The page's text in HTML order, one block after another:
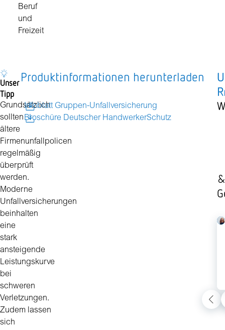
Beruf
und
Freizeit
Unser
Tipp
Grundsätzlich
sollten
ältere
Firmenunfallpolicen
regelmäßig
überprüft
werden.
Moderne
Unfallversicherungen
beinhalten
eine
stark
ansteigende
Leistungskurve
bei
schweren
Verletzungen.
Zudem lassen
sich
Produktinformationen herunterladen
Infoblatt Gruppen-Unfallversicherung
Broschüre Deutscher HandwerkerSchutz
&